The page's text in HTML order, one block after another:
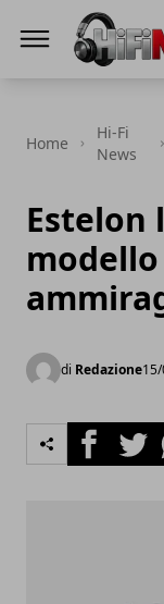
Home
Hi-Fi
News
Estelon
di Redazione
Facebook